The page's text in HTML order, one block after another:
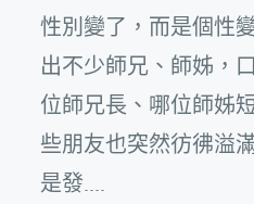
性別變了，而是個性
出不少師兄、師姊，
位師兄長、哪位師姊
些朋友也突然彷彿溢
是發....